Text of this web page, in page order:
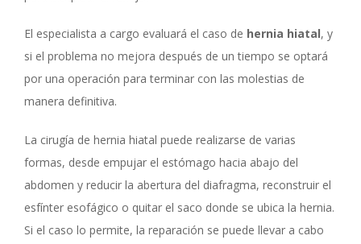
El especialista a cargo evaluará el caso de hernia hiatal, y
si el problema no mejora después de un tiempo se optará
por una operación para terminar con las molestias de
manera definitiva.
La cirugía de hernia hiatal puede realizarse de varias
formas, desde empujar el estómago hacia abajo del
abdomen y reducir la abertura del diafragma, reconstruir el
esfínter esofágico o quitar el saco donde se ubica la hernia.
Si el caso lo permite, la reparación se puede llevar a cabo
especialista en el tratamiento de hernias, hemorroides y
vesícula.
Autorización de Publicidad COFEPRIS:
NUESTROS TELÉFONOS:
CDMX: (55) 9225 6011